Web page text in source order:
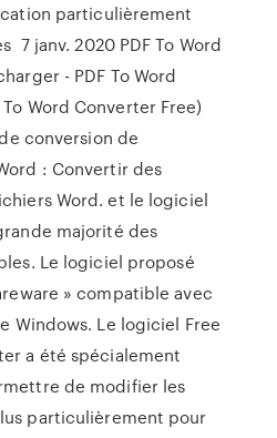
particulièrement
7 janv. 2020 PDF To Word
- PDF To Word
Word Converter Free)
conversion de
: Convertir des
Word. et le logiciel
majorité des
Le logiciel proposé
» compatible avec
Windows. Le logiciel Free
a été spécialement
de modifier les
particulièrement pour